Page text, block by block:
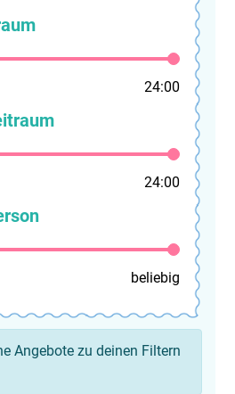
24:00
24:00
beliebig
Angebote zu deinen Filtern